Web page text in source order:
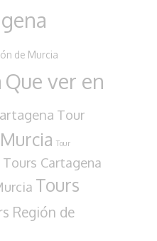
de Murcia
Que ver en
Tour
Tour
Tours Cartagena
Tours
Región de